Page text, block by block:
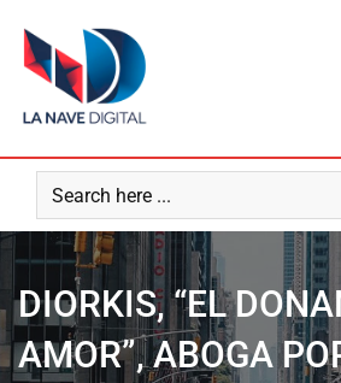
content
DIORKIS, “EL
AMOR”, ABOGA